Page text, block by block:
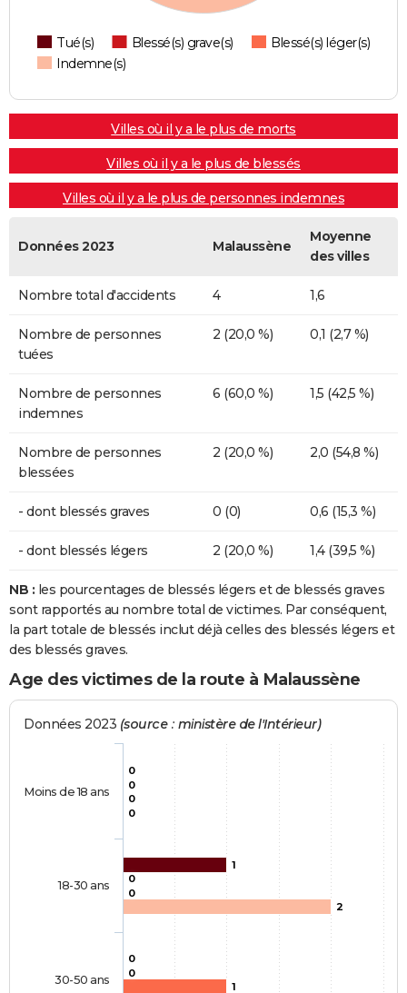
Tué(s) Blessé(s) grave(s)
Blessé(s) léger(s)
Indemne(s)
Villes où il y a le plus de morts
Villes où il y a le plus de blessés
Villes où il y a le plus de personnes indemnes
Données 2023 Malaussène
Moyenne
des villes
Nombre total d'accidents 4 1,6
Nombre de personnes
tuées
2 (20,0 %) 0,1 (2,7 %)
Nombre de personnes
indemnes
6 (60,0 %) 1,5 (42,5 %)
Nombre de personnes
blessées
2 (20,0 %) 2,0 (54,8 %)
- dont blessés graves 0 (0) 0,6 (15,3 %)
- dont blessés légers 2 (20,0 %) 1,4 (39,5 %)
NB : les pourcentages de blessés légers et de blessés graves
sont rapportés au nombre total de victimes. Par conséquent,
la part totale de blessés inclut déjà celles des blessés légers et
des blessés graves.
Age des victimes de la route à Malaussène
Données 2023 (source : ministère de l'Intérieur)
0
1
0
0
0
0
0
0
1
0
2
Moins de 18 ans
18-30 ans
30-50 ans